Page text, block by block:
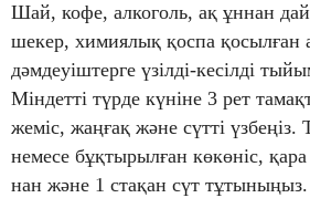
Шай, кофе, алкоголь, ақ ұннан
шекер, химиялық қоспа қосылған
дәмдеуіштерге үзілді-кесілді
Міндетті түрде күніне 3 рет
жеміс, жаңғақ және сүтті үзбеңіз.
немесе бұқтырылған көкөніс, қара
нан және 1 стақан сүт